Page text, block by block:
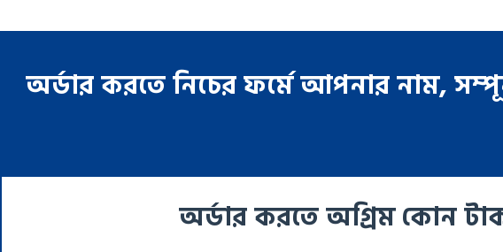
অর্ডার করতে নিচের ফর্মে আপনার নাম,
অর্ডার করতে অগ্রিম কোন